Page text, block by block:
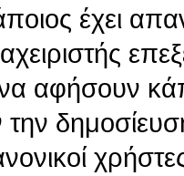
έχει
αφήσουν
την